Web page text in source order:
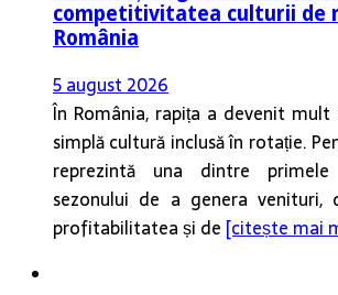
competitivitatea culturii de
România
5 august 2026
În România, rapița a devenit
simplă cultură inclusă în rotație.
reprezintă una dintre
sezonului de a genera venituri,
profitabilitatea și de [citește mai